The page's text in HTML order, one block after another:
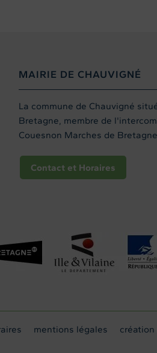
MAIRIE DE CHAUVIGNÉ
La commune de Chauvigné
Bretagne, membre de
Couesnon Marches de
Contact et Horaires
mentions légales création